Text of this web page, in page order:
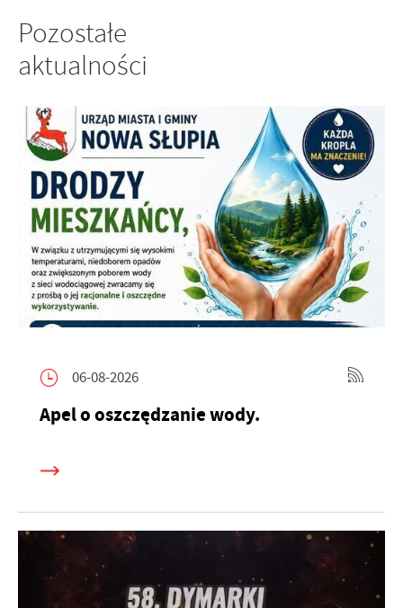
Pozostałe
aktualności
06-08-2026
Apel o oszczędzanie wody.